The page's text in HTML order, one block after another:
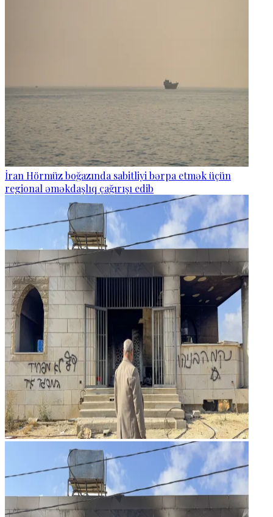
İran Hörmüz boğazında sabitliyi bərpa etmək üçün
regional əməkdaşlıq çağırışı edib